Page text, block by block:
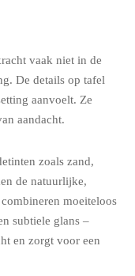
vaak niet in de
De details op tafel
aanvoelt. Ze
aandacht.
zoals zand,
de natuurlijke,
moeiteloos
subtiele glans –
en zorgt voor een